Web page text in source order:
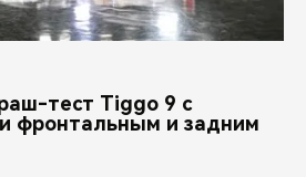
тест Tiggo 9 с
фронтальным и задним